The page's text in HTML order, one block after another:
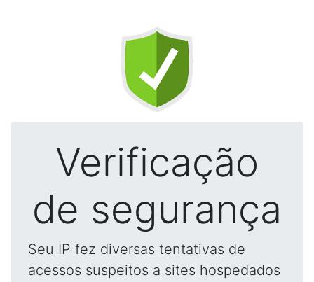
Verificação
de segurança
Seu IP fez diversas tentativas de
acessos suspeitos a sites hospedados